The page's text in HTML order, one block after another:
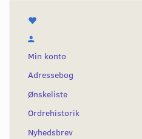
Min konto
Adressebog
Ønskeliste
Ordrehistorik
Nyhedsbrev